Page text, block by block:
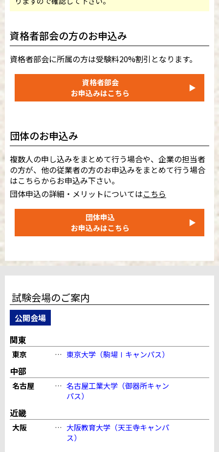
資格者部会の方のお申込み
資格者部会に所属の方は受験料20%割引となります。
資格者部会
お申込みはこちら
▶
団体のお申込み
複数人の申し込みをまとめて行う場合や、企業の担当者
の方が、他の従業者の方のお申込みをまとめて行う場合
はこちらからお申込み下さい。
団体申込の詳細・メリットについてはこちら
団体申込
お申込みはこちら
▶
試験会場のご案内
公開会場
関東
東京 … 東京大学（駒場Ⅰキャンパス）
中部
名古屋 … 名古屋工業大学（御器所キャン
パス）
近畿
大阪 … 大阪教育大学（天王寺キャンパ
ス）